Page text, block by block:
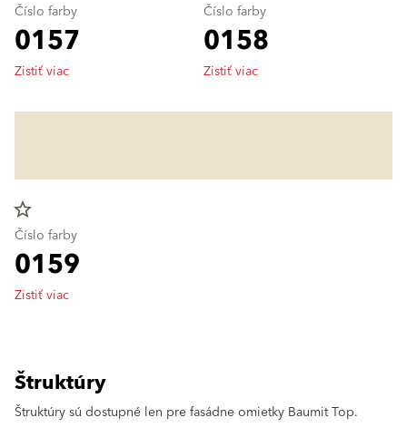
Číslo farby
0157
Zistiť viac
Číslo farby
0158
Zistiť viac
star_border
Číslo farby
0159
Zistiť viac
Štruktúry
Štruktúry sú dostupné len pre fasádne omietky Baumit Top.